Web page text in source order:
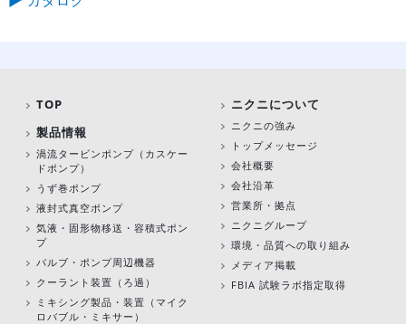
TOP
製品情報
渦流タービンポンプ （カスケー
ドポンプ）
うず巻ポンプ
液封式真空ポンプ
気液・固形物移送・容積式ポン
プ
バルブ・ポンプ周辺機器
クーラント装置（ろ過）
ミキシング製品・装置（マイク
ロバブル・ミキサー）
ニクニについて
ニクニの強み
トップメッセージ
会社概要
会社沿革
営業所・拠点
ニクニグループ
環境・品質への取り組み
メディア掲載
FBIA 試験ラボ指定取得